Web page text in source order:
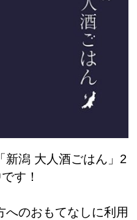
新潟 大人酒ごはん」2
す！
へのおもてなしに利用